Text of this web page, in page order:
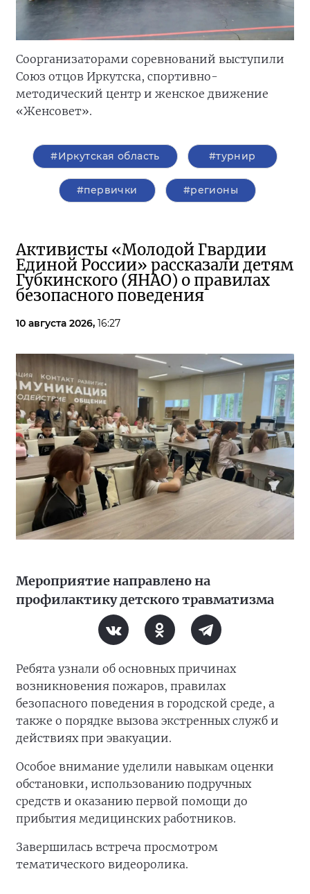
Соорганизаторами соревнований выступили
Союз отцов Иркутска, спортивно-
методический центр и женское движение
«Женсовет».
#Иркутская область #турнир
#первички #регионы
Активисты «Молодой Гвардии
Единой России» рассказали детям
Губкинского (ЯНАО) о правилах
безопасного поведения
10 августа 2026, 16:27
Мероприятие направлено на
профилактику детского травматизма
Ребята узнали об основных причинах
возникновения пожаров, правилах
безопасного поведения в городской среде, а
также о порядке вызова экстренных служб и
действиях при эвакуации.
Особое внимание уделили навыкам оценки
обстановки, использованию подручных
средств и оказанию первой помощи до
прибытия медицинских работников.
Завершилась встреча просмотром
тематического видеоролика.